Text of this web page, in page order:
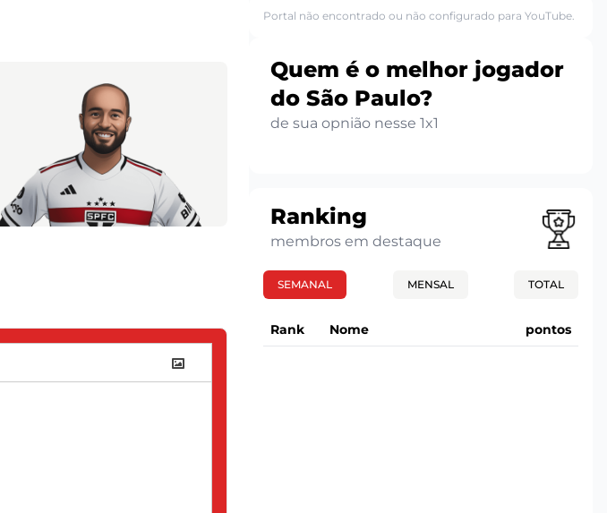
Portal não encontrado ou não configurado para YouTube.
Quem é o melhor jogador
do São Paulo?
de sua opnião nesse 1x1
Ranking
membros em destaque
SEMANAL MENSAL TOTAL
Rank Nome pontos